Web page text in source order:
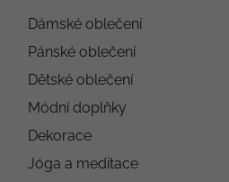
Dámské oblečení
Pánské oblečení
Dětské oblečení
Módní doplňky
Dekorace
Jóga a meditace